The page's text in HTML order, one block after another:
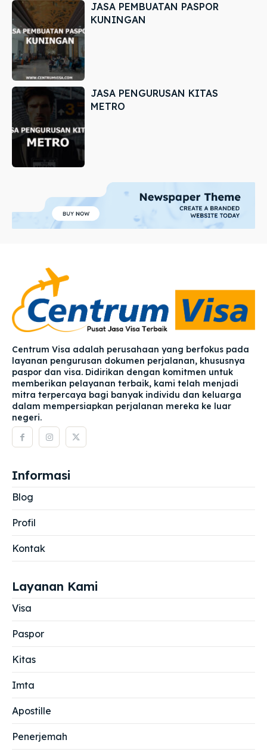
JASA PEMBUATAN PASPOR
KUNINGAN
JASA PENGURUSAN KITAS
METRO
Centrum Visa adalah perusahaan yang berfokus pada
layanan pengurusan dokumen perjalanan, khususnya
paspor dan visa. Didirikan dengan komitmen untuk
memberikan pelayanan terbaik, kami telah menjadi
mitra terpercaya bagi banyak individu dan keluarga
dalam mempersiapkan perjalanan mereka ke luar
negeri.
Informasi
Blog
Profil
Kontak
Layanan Kami
Visa
Paspor
Kitas
Imta
Apostille
Penerjemah